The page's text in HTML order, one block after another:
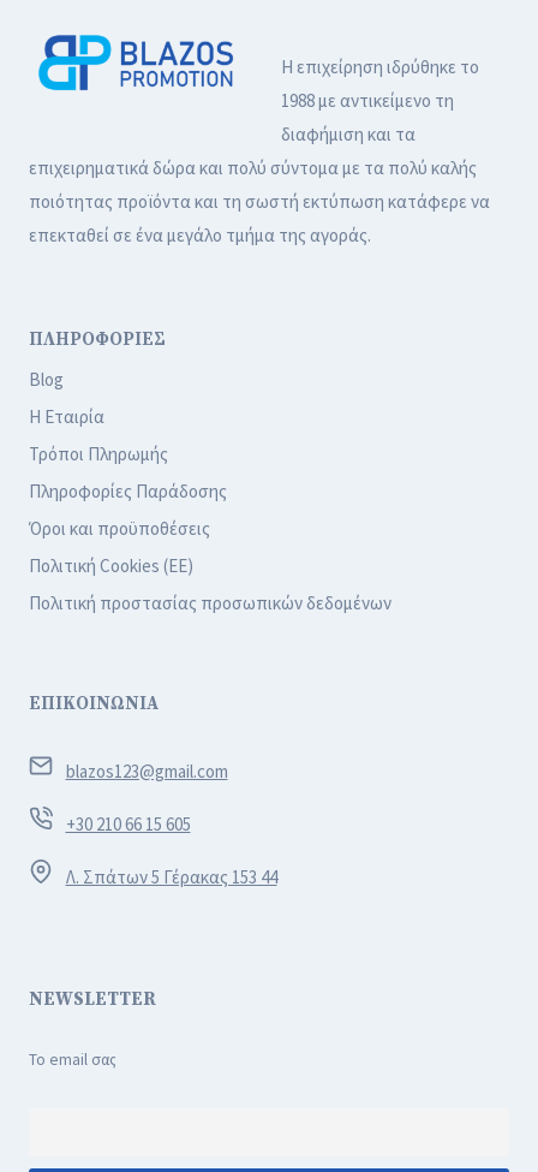
Η επιχείρηση ιδρύθηκε το
1988 με αντικείμενο τη
διαφήμιση και τα
επιχειρηματικά δώρα και πολύ σύντομα με τα πολύ καλής
ποιότητας προϊόντα και τη σωστή εκτύπωση κατάφερε να
επεκταθεί σε ένα μεγάλο τμήμα της αγοράς.
ΠΛΗΡΟΦΟΡΙΕΣ
Blog
Η Εταιρία
Τρόποι Πληρωμής
Πληροφορίες Παράδοσης
Όροι και προϋποθέσεις
Πολιτική Cookies (ΕΕ)
Πολιτική προστασίας προσωπικών δεδομένων
ΕΠΙΚΟΙΝΩΝΙΑ
blazos123@gmail.com
+30 210 66 15 605
Λ. Σπάτων 5 Γέρακας 153 44
NEWSLETTER
Το email σας